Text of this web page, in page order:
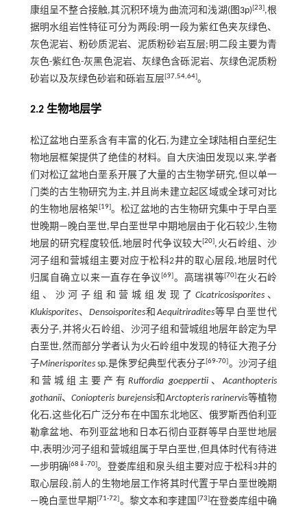
康组呈不整合接触,其沉积环境为曲流河和浅湖(图3p)[23],根
据明水组岩性特征可分为两段:明一段为紫红色夹灰绿色、
灰色泥岩、粉砂质泥岩、泥质粉砂岩互层;明二段主要为青
灰色-紫红色-灰黑色泥岩、灰绿色含砾泥岩、灰绿色泥质粉
砂岩以及灰绿色砂岩和砾岩互层[37,54,64]。
2.2 生物地层学
松辽盆地白垩系含有丰富的化石,为建立全球陆相白垩纪生
物地层框架提供了绝佳的材料。自大庆油田发现以来,学者
们对松辽盆地白垩系开展了大量的古生物学研究,但以单一
门类的古生物研究为主,并且尚未建立起区域或全球可对比
的生物地层格架[19]。松辽盆地的古生物研究集中于早白垩
世晚期—晚白垩世,早白垩世早中期地层由于化石较少,生物
地层的研究程度较低,地层时代争议较大[20],火石岭组、沙
河子组和营城组主要对应于松科2井的取心层段,地层时代
归属自确立以来一直存在争议[69]。高瑞祺等[70]在火石岭
组、沙河子组和营城组发现了 Cicatricosisporites、
Klukisporites、Densoisporites和Aequitriradites等早白垩世代
表分子,并将火石岭组、沙河子组和营城组地层年龄定为早
白垩世,然而部分学者认为火石岭组中发现的特征大孢子分
子Minerisporitessp.是侏罗纪典型代表分子[69-70]。沙河子组
和营城组主要产有 Ruffordia goeppertii、Acanthopteris
gothanii、Coniopteris burejensis和Arctopteris rarinervis等植物
化石,这些化石广泛分布在中国东北地区、俄罗斯西伯利亚
勒拿盆地、布列亚盆地和日本石彻白亚群等早白垩世地层
中,表明沙河子组和营城组属于早白垩世,但具体时代有待进
一步明确[68 ⇓-70]。登娄库组和泉头组主要对应于松科3井的
取心层段,前人的生物地层工作将其时代置于早白垩世晚期
—晚白垩世早期[71-72]。黎文本和李建国 [73]在登娄库组中确